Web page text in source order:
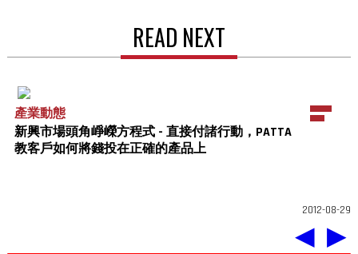
READ NEXT
產業動態
新興市場頭角崢嶸方程式 - 直接付諸行動，PATTA
教客戶如何將錢投在正確的產品上
2012-08-29
◀ ▶